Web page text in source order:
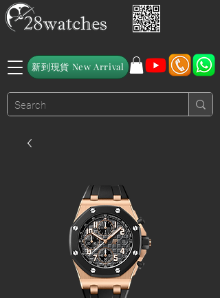
新到現貨 New Arrival